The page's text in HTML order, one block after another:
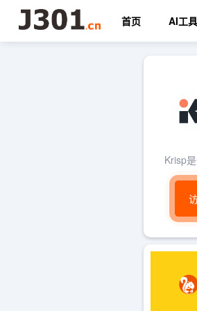
首页 AI工具
Krisp